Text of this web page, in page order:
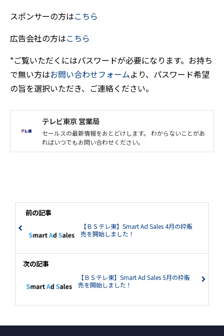
スポンサーの方はこちら
​​​​​​​広告会社の方はこちら
*ご覧いただくにはパスワードが必要になります。お持ち
で無い方は​​​​​​​お問い合わせフォームより、パスワード希望
の旨を選択いただき、ご連絡ください。
テレビ東京 営業局
セールスの最新情報をおとどけします。 わからないことがあ
ればいつでもお問い合わせください。
前の記事
【ＢＳテレ東】Smart Ad Sales 4月の枠販
売を開始しました！
次の記事
【ＢＳテレ東】Smart Ad Sales 5月の枠販
売を開始しました！